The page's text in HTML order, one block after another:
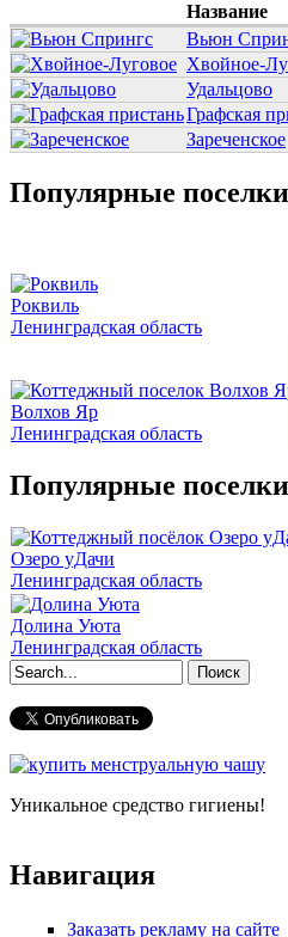
Название
Вьюн
Хвойное-
Удальцово
Графская
Зареченское
Популярные поселки
Роквиль
Ленинградская область
Волхов Яр
Ленинградская область
Популярные
Озеро уДачи
Ленинградская область
Долина Уюта
Ленинградская область
Форма поиска
Уникальное средство гигиены!
Навигация
Заказать рекламу на сайте